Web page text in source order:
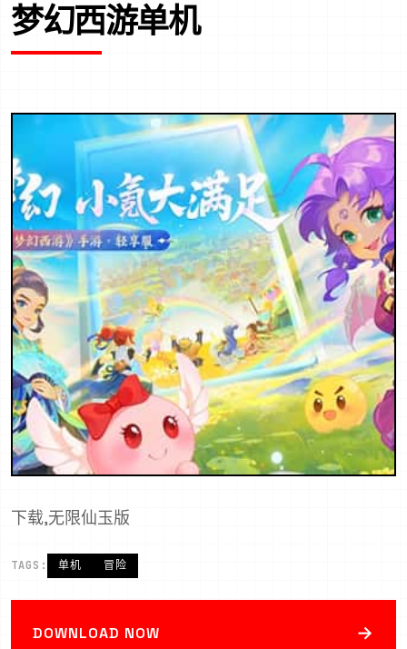
梦幻西游单机
下载,无限仙玉版
TAGS: 单机 冒险
DOWNLOAD NOW →